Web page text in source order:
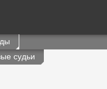
судьи